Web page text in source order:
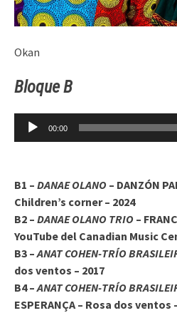
Okan
Bloque B
Reproductor
de
00:00
B1 – DANAE OLANO – DANZÓN
Children’s corner – 2024
B2 – DANAE OLANO TRIO –
YouTube del Canadian Music
B3 –ANAT COHEN-TRÍO
dos ventos – 2017
B4 –ANAT COHEN-TRÍO
ESPERANÇA – Rosa dos ventos